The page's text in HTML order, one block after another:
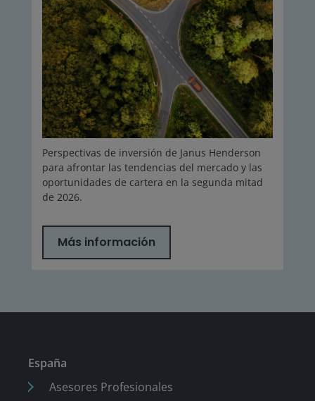
Perspectivas de inversión de Janus Henderson
para afrontar las tendencias del mercado y las
oportunidades de cartera en la segunda mitad
de 2026.
Más información
España
Asesores Profesionales